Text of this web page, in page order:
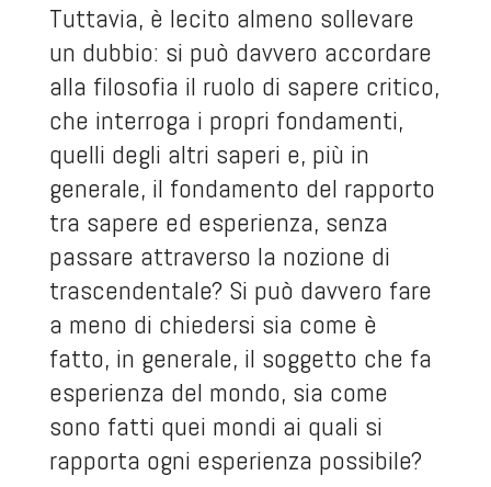
Tuttavia, è lecito almeno sollevare
un dubbio: si può davvero accordare
alla filosofia il ruolo di sapere critico,
che interroga i propri fondamenti,
quelli degli altri saperi e, più in
generale, il fondamento del rapporto
tra sapere ed esperienza, senza
passare attraverso la nozione di
trascendentale? Si può davvero fare
a meno di chiedersi sia come è
fatto, in generale, il soggetto che fa
esperienza del mondo, sia come
sono fatti quei mondi ai quali si
rapporta ogni esperienza possibile?